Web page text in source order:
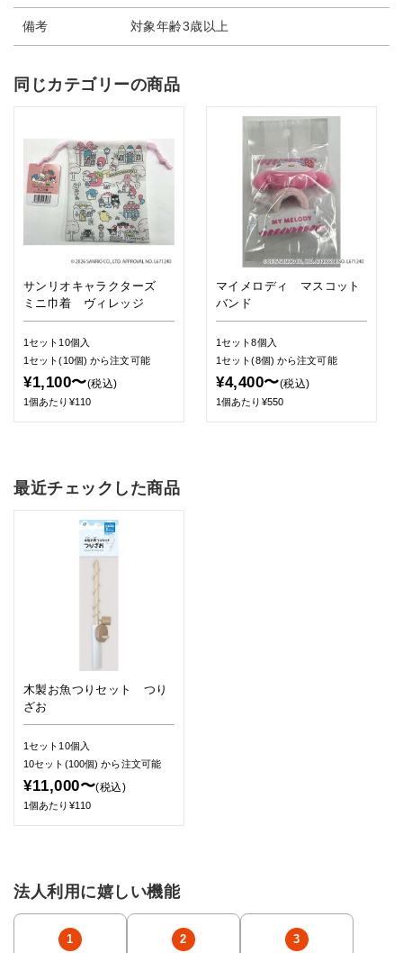
備考 対象年齢3歳以上
同じカテゴリーの商品
サンリオキャラクターズ
ミニ巾着 ヴィレッジ
1セット10個入
1セット(10個)から注文可能
¥1,100〜(税込)
1個あたり¥110
マイメロディ マスコット
バンド
1セット8個入
1セット(8個) から注文可能
¥4,400〜(税込)
1個あたり¥550
最近チェックした商品
木製お魚つりセット つり
ざお
1セット10個入
10セット(100個)から注文可能
¥11,000〜(税込)
1個あたり¥110
法人利用に嬉しい機能